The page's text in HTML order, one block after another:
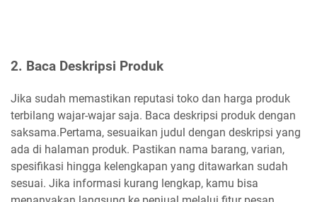
2. Baca Deskripsi Produk
Jika sudah memastikan reputasi toko dan harga produk
terbilang wajar-wajar saja. Baca deskripsi produk dengan
saksama.Pertama, sesuaikan judul dengan deskripsi yang
ada di halaman produk. Pastikan nama barang, varian,
spesifikasi hingga kelengkapan yang ditawarkan sudah
sesuai. Jika informasi kurang lengkap, kamu bisa